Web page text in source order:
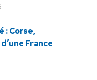
: Corse,
France